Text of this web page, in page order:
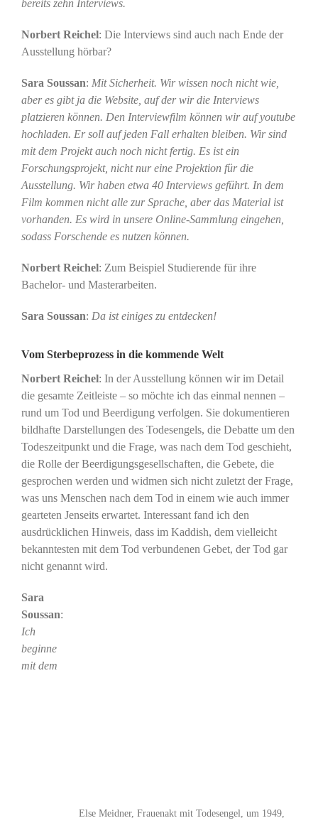
bereits zehn Interviews.
Norbert Reichel: Die Interviews sind auch nach Ende der
Ausstellung hörbar?
Sara Soussan: Mit Sicherheit. Wir wissen noch nicht wie,
aber es gibt ja die Website, auf der wir die Interviews
platzieren können. Den Interviewfilm können wir auf youtube
hochladen. Er soll auf jeden Fall erhalten bleiben. Wir sind
mit dem Projekt auch noch nicht fertig. Es ist ein
Forschungsprojekt, nicht nur eine Projektion für die
Ausstellung. Wir haben etwa 40 Interviews geführt. In dem
Film kommen nicht alle zur Sprache, aber das Material ist
vorhanden. Es wird in unsere Online-Sammlung eingehen,
sodass Forschende es nutzen können.
Norbert Reichel: Zum Beispiel Studierende für ihre
Bachelor- und Masterarbeiten.
Sara Soussan: Da ist einiges zu entdecken!
Vom Sterbeprozess in die kommende Welt
Norbert Reichel: In der Ausstellung können wir im Detail
die gesamte Zeitleiste – so möchte ich das einmal nennen –
rund um Tod und Beerdigung verfolgen. Sie dokumentieren
bildhafte Darstellungen des Todesengels, die Debatte um den
Todeszeitpunkt und die Frage, was nach dem Tod geschieht,
die Rolle der Beerdigungsgesellschaften, die Gebete, die
gesprochen werden und widmen sich nicht zuletzt der Frage,
was uns Menschen nach dem Tod in einem wie auch immer
gearteten Jenseits erwartet. Interessant fand ich den
ausdrücklichen Hinweis, dass im Kaddish, dem vielleicht
bekanntesten mit dem Tod verbundenen Gebet, der Tod gar
nicht genannt wird.
Else Meidner, Frauenakt mit Todesengel, um 1949,
Sara
Soussan:
Ich
beginne
mit dem